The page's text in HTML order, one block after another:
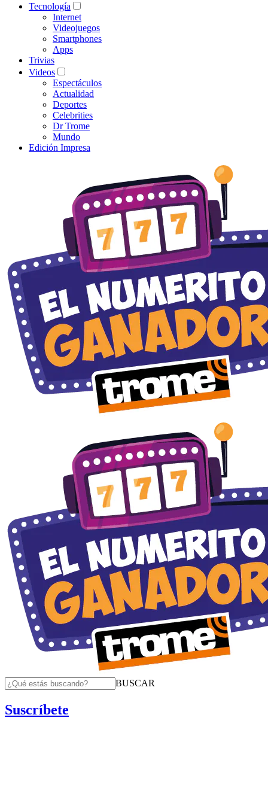
Tecnología
Internet
Videojuegos
Smartphones
Apps
Trivias
Videos
Espectáculos
Actualidad
Deportes
Celebrities
Dr Trome
Mundo
Edición Impresa
BUSCAR
Suscríbete